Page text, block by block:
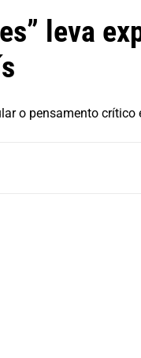
leva
o pensamento crítico